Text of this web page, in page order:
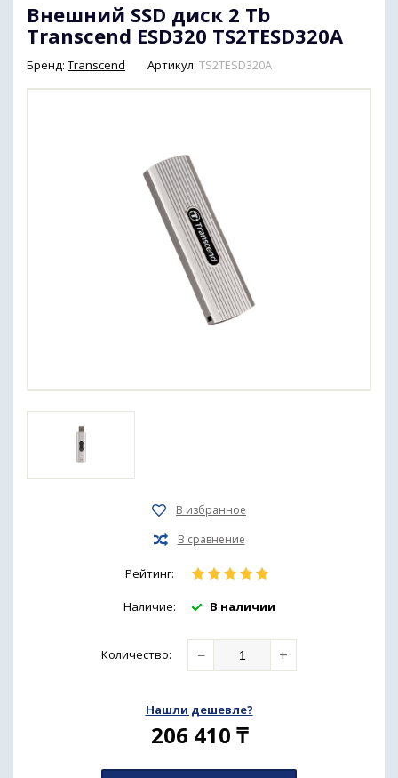
Внешний SSD диск 2 Tb
Transcend ESD320 TS2TESD320A
Бренд: Transcend Артикул: TS2TESD320A
Рейтинг:
Наличие: В наличии
Количество: − +
Нашли дешевле?
206 410 ₸